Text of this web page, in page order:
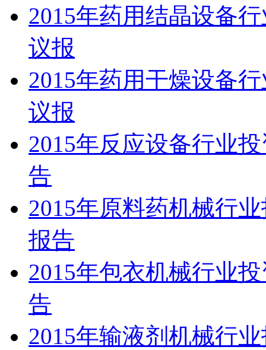
2015年药用结晶设备
议报
2015年药用干燥设备
议报
2015年反应设备行业
告
2015年原料药机械行
报告
2015年包衣机械行业
告
2015年输液剂机械行